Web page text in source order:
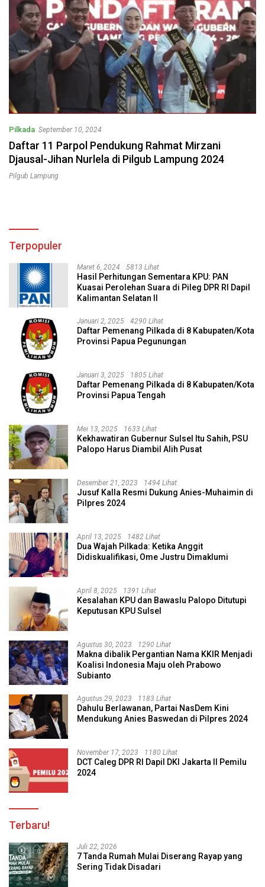
Pilkada September 10, 2024
Daftar 11 Parpol Pendukung Rahmat Mirzani
Djausal-Jihan Nurlela di Pilgub Lampung 2024
Pilgub Lampung
Terpopuler
Maret 6, 2024 5813 Lihat
Hasil Perhitungan Sementara KPU: PAN
Kuasai Perolehan Suara di Pileg DPR RI Dapil
Kalimantan Selatan II
Januari 2, 2025 4290 Lihat
Daftar Pemenang Pilkada di 8 Kabupaten/Kota
Provinsi Papua Pegunungan
Januari 3, 2025 1805 Lihat
Daftar Pemenang Pilkada di 8 Kabupaten/Kota
Provinsi Papua Tengah
Mei 13, 2025 1633 Lihat
Kekhawatiran Gubernur Sulsel Itu Sahih, PSU
Palopo Harus Diambil Alih Pusat
Desember 21, 2023 1494 Lihat
Jusuf Kalla Resmi Dukung Anies-Muhaimin di
Pilpres 2024
April 13, 2025 1482 Lihat
Dua Wajah Pilkada: Ketika Anggit
Didiskualifikasi, Ome Justru Dimaklumi
April 8, 2025 1391 Lihat
Kesalahan KPU dan Bawaslu Palopo Ditutupi
Keputusan KPU Sulsel
Agustus 30, 2023 1290 Lihat
Makna dibalik Pergantian Nama KKIR Menjadi
Koalisi Indonesia Maju oleh Prabowo
Subianto
Agustus 29, 2023 1183 Lihat
Dahulu Berlawanan, Partai NasDem Kini
Mendukung Anies Baswedan di Pilpres 2024
November 17, 2023 1180 Lihat
DCT Caleg DPR RI Dapil DKI Jakarta II Pemilu
2024
Terbaru!
Juli 22, 2026
7 Tanda Rumah Mulai Diserang Rayap yang
Sering Tidak Disadari